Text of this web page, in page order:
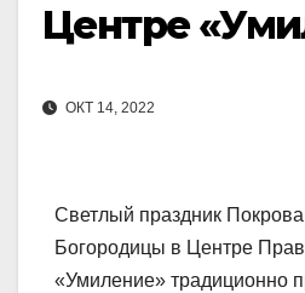
Центре
ОКТ 14, 2022
Светлый праздник
Богородицы в Центре
«Умиление» традиционно